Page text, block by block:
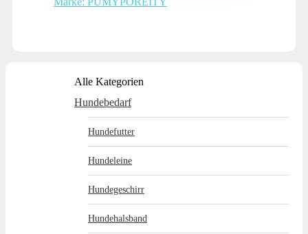
Alle Kategorien
Hundebedarf
Hundefutter
Hundeleine
Hundegeschirr
Hundehalsband